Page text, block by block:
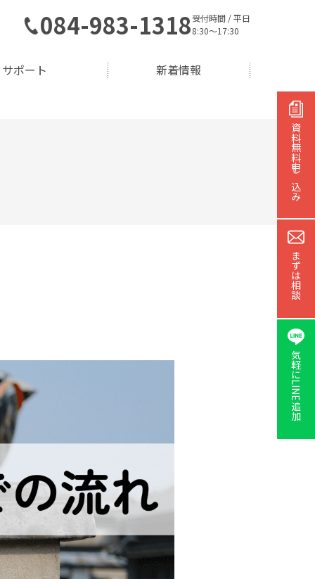
084-983-1318受付時間 / 平日
8:30～17:30
サポート 新着情報
資料無料
申し込み
まずは相談
気軽に
LINE追加